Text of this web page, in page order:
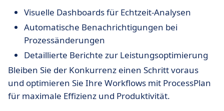
Visuelle Dashboards für Echtzeit-Analysen
Automatische Benachrichtigungen bei
Prozessänderungen
Detaillierte Berichte zur Leistungsoptimierung
Bleiben Sie der Konkurrenz einen Schritt voraus
und optimieren Sie Ihre Workflows mit ProcessPlan
für maximale Effizienz und Produktivität.